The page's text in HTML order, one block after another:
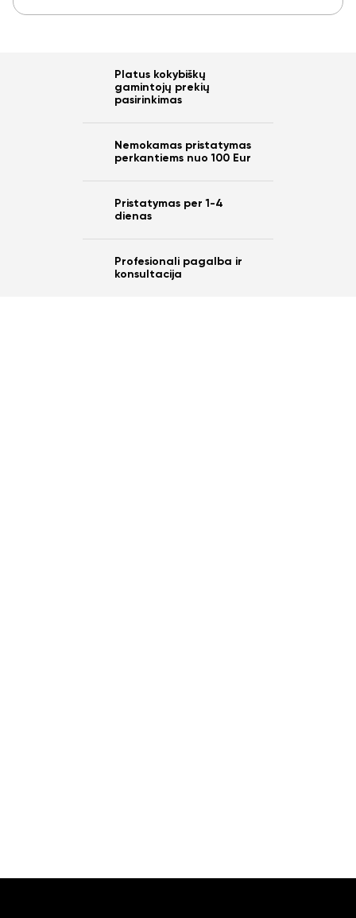
Platus kokybiškų
gamintojų prekių
pasirinkimas
Nemokamas pristatymas
perkantiems nuo 100 Eur
Pristatymas per 1-4
dienas
Profesionali pagalba ir
konsultacija